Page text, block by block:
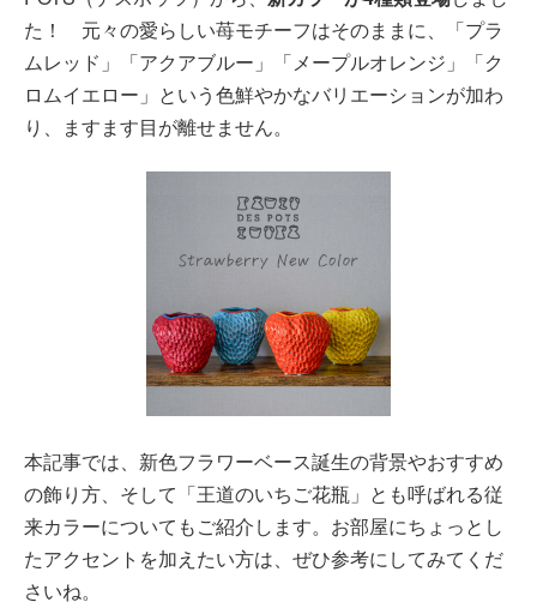
た！ 元々の愛らしい苺モチーフはそのままに、「プラ
ムレッド」「アクアブルー」「メープルオレンジ」「ク
ロムイエロー」という色鮮やかなバリエーションが加わ
り、ますます目が離せません。
本記事では、新色フラワーベース誕生の背景やおすすめ
の飾り方、そして「王道のいちご花瓶」とも呼ばれる従
来カラーについてもご紹介します。お部屋にちょっとし
たアクセントを加えたい方は、ぜひ参考にしてみてくだ
さいね。